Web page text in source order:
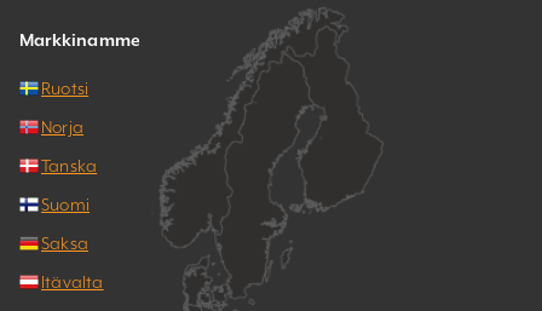
Markkinamme
Ruotsi
Norja
Tanska
Suomi
Saksa
Itävalta